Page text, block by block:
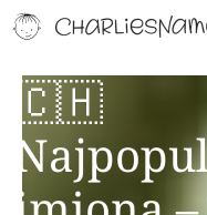
🇨🇭